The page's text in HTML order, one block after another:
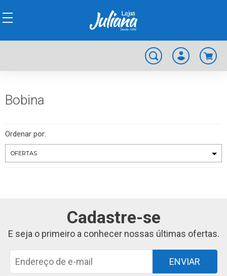
Bobina
Ordenar por:
Cadastre-se
E seja o primeiro a conhecer nossas últimas ofertas.
ENVIAR